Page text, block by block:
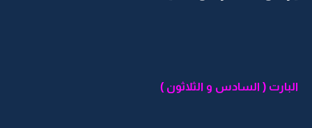
البارت ( السادس و الثلاثون )